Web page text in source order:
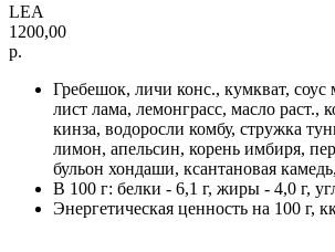
LEA
1200,00
р.
Гребешок, личи конс., кумкват, соус
лист лама, лемонграсс, масло раст.,
кинза, водоросли комбу, стружка
лимон, апельсин, корень имбиря,
бульон хондаши, ксантановая
В 100 г: белки - 6,1 г, жиры - 4,0 г,
Энергетическая ценность на 100 г,